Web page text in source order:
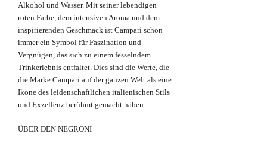
Alkohol und Wasser. Mit seiner lebendigen
roten Farbe, dem intensiven Aroma und dem
inspirierenden Geschmack ist Campari schon
immer ein Symbol für Faszination und
Vergnügen, das sich zu einem fesselndem
Trinkerlebnis entfaltet. Dies sind die Werte, die
die Marke Campari auf der ganzen Welt als eine
Ikone des leidenschaftlichen italienischen Stils
und Exzellenz berühmt gemacht haben.
ÜBER DEN NEGRONI